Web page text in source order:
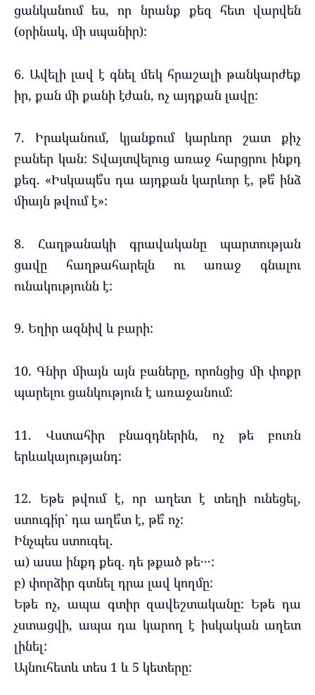
ցանկանում ես, որ նրանք քեզ հետ վարվեն
(օրինակ, մի սպանիր):
6. Ավելի լավ է գնել մեկ հրաշալի թանկարժեք
իր, քան մի քանի էժան, ոչ այդքան լավը:
7. Իրականում, կյանքում կարևոր շատ քիչ
բաներ կան: Տվայտվելուց առաջ հարցրու ինքդ
քեզ. «Իսկապե՞ս դա այդքան կարևոր է, թե՞ ինձ
միայն թվում է»:
8. Հաղթանակի գրավականը պարտության
ցավը հաղթահարելն ու առաջ գնալու
ունակությունն է:
9. Եղիր ազնիվ և բարի:
10. Գնիր միայն այն բաները, որոնցից մի փոքր
պարելու ցանկություն է առաջանում:
11. Վստահիր բնազդներին, ոչ թե բուռն
երևակայությանդ:
12. Եթե թվում է, որ աղետ է տեղի ունեցել,
ստուգի՛ր` դա աղե՞տ է, թե՞ ոչ:
Ինչպես ստուգել.
ա) ասա ինքդ քեզ. դե թքած թե․․․:
բ) փորձիր գտնել դրա լավ կողմը:
Եթե ​​ոչ, ապա գտիր զավեշտականը: Եթե ​​դա
չստացվի, ապա դա կարող է իսկական աղետ
լինել:
Այնուհետև տես 1 և 5 կետերը: